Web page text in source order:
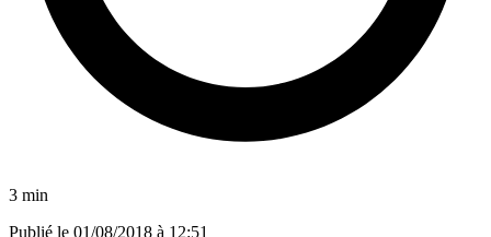
3 min
Publié le 01/08/2018 à 12:51